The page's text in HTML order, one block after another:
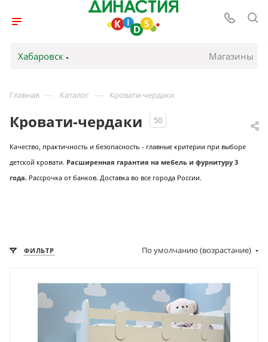
Хабаровск Магазины
Главная — Каталог — Кровати-чердаки
Кровати-чердаки 50
Качество, практичность и безопасность - главные критерии при выборе
детской кровати. Расширенная гарантия на мебель и фурнитуру 3
года. Рассрочка от банков. Доставка во все города России.
ФИЛЬТР По умолчанию (возрастание)